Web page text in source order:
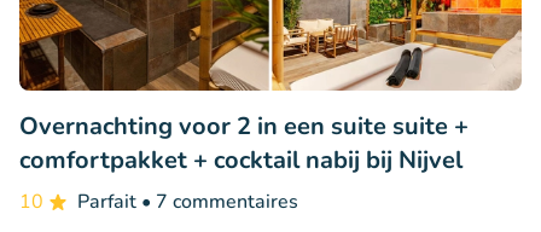
Overnachting voor 2 in een suite suite +
comfortpakket + cocktail nabij bij Nijvel
10 Parfait • 7 commentaires